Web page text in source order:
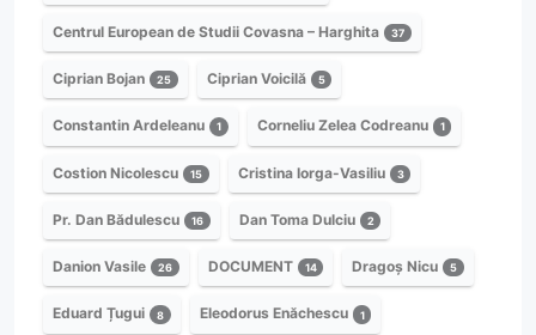
Centrul European de Studii Covasna – Harghita 37
Ciprian Bojan 25 Ciprian Voicilă 5
Constantin Ardeleanu 1 Corneliu Zelea Codreanu 1
Costion Nicolescu 15 Cristina Iorga-Vasiliu 3
Pr. Dan Bădulescu 16 Dan Toma Dulciu 2
Danion Vasile 26 DOCUMENT 14 Dragoș Nicu 5
Eduard Țugui 8 Eleodorus Enăchescu 1